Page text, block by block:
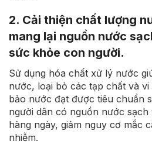
2. Cải thiện chất lượng
mang lại nguồn nước
sức khỏe con người.
Sử dụng hóa chất xử lý nước
nước, loại bỏ các tạp chất và
bảo nước đạt được tiêu chuẩn
người dân có nguồn nước sạch
hàng ngày, giảm nguy cơ mắc
nhiễm.